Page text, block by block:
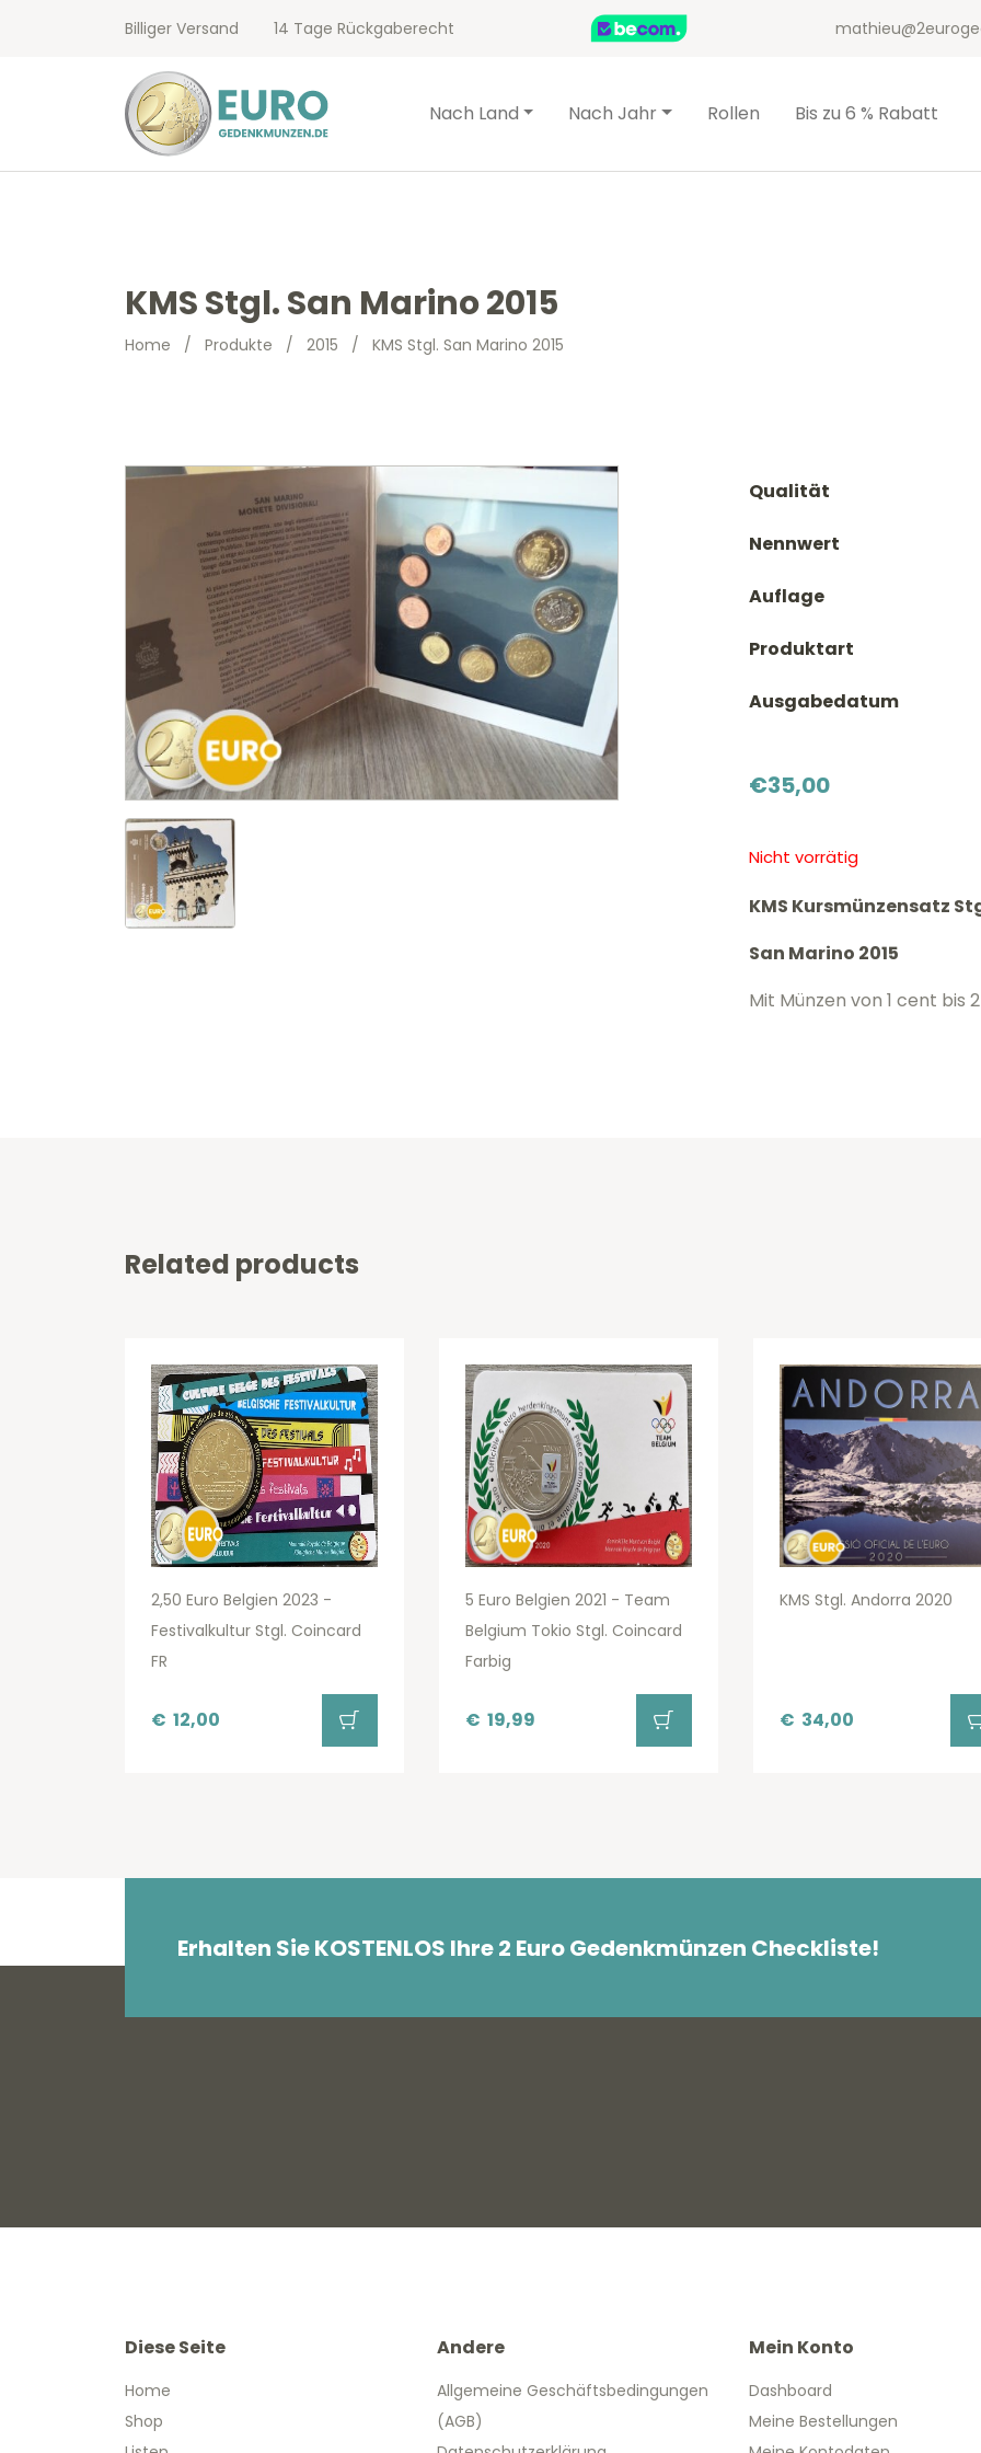
Billiger Versand 14 Tage Rückgaberecht
Nach Land Nach Jahr Rollen Bis zu 6 % Rabatt
KMS Stgl. San Marino 2015
Home / Produkte / 2015 / KMS Stgl. San Marino 2015
Qualität
Nennwert
Auflage
Produktart
Ausgabedatum
€35,00
Nicht vorrätig
KMS Kursmünzensatz
San Marino 2015
Mit Münzen von 1 cent bis
Related products
2,50 Euro Belgien 2023 -
Festivalkultur Stgl. Coincard
FR
€ 12,00
5 Euro Belgien 2021 - Team
Belgium Tokio Stgl. Coincard
Farbig
€ 19,99
KMS Stgl. Andorra 2020
€ 34,00
Erhalten Sie KOSTENLOS Ihre 2 Euro Gedenkmünzen Checkliste!
Diese Seite
Home
Shop
Andere
Allgemeine Geschäftsbedingungen
(AGB)
Mein Konto
Dashboard
Meine Bestellungen